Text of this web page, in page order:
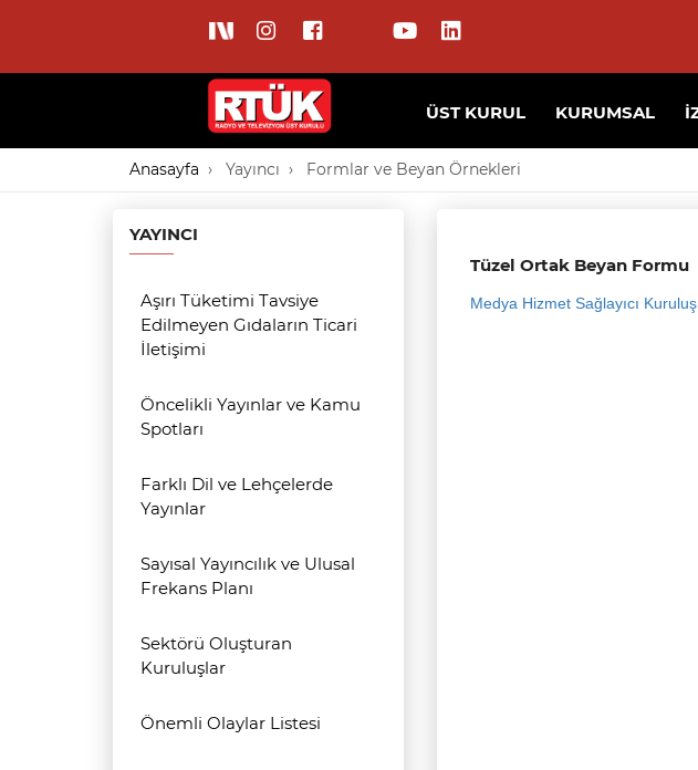
ÜST KURUL KURUMSAL
Anasayfa Yayıncı Formlar ve Beyan Örnekleri
YAYINCI
Aşırı Tüketimi Tavsiye
Edilmeyen Gıdaların Ticari
İletişimi
Öncelikli Yayınlar ve Kamu
Spotları
Farklı Dil ve Lehçelerde
Yayınlar
Sayısal Yayıncılık ve Ulusal
Frekans Planı
Sektörü Oluşturan
Kuruluşlar
Önemli Olaylar Listesi
Tüzel Ortak Beyan Formu
Medya Hizmet Sağlayıcı